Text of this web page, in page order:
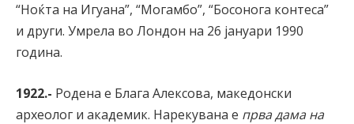
“Ноќта на Игуана”, “Могамбо”, “Босонога контеса”
и други. Умрела во Лондон на 26 јануари 1990
година.
1922.- Родена е Блага Алексова, македонски
археолог и академик. Нарекувана е прва дама на